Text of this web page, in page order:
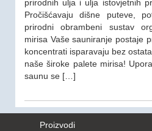
prirodnih ulja i ulja istovjetnih
Pročišćavaju dišne puteve,
prirodni obrambeni sustav
mirisa Vaše sauniranje postaje
koncentrati isparavaju bez
naše široke palete mirisa!
saunu se […]
Proizvodi